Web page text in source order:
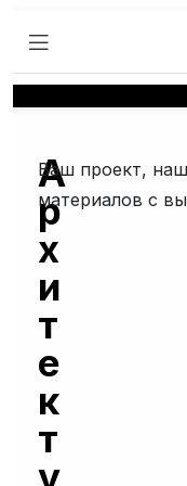
А
р
х
и
т
е
к
т
у
Ваш проект,
материалов с